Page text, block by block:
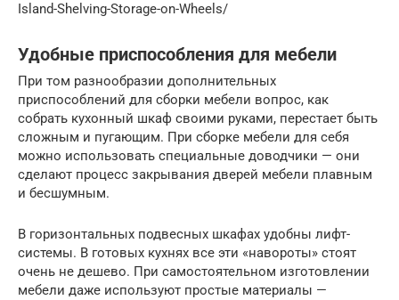
Island-Shelving-Storage-on-Wheels/
Удобные приспособления для мебели
При том разнообразии дополнительных
приспособлений для сборки мебели вопрос, как
собрать кухонный шкаф своими руками, перестает быть
сложным и пугающим. При сборке мебели для себя
можно использовать специальные доводчики — они
сделают процесс закрывания дверей мебели плавным
и бесшумным.
В горизонтальных подвесных шкафах удобны лифт-
системы. В готовых кухнях все эти «навороты» стоят
очень не дешево. При самостоятельном изготовлении
мебели даже используют простые материалы —